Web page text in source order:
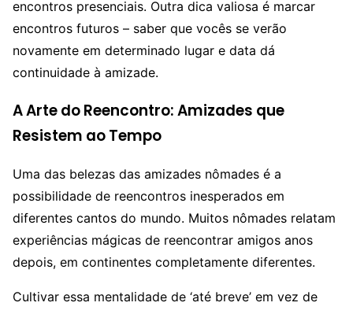
encontros presenciais. Outra dica valiosa é marcar
encontros futuros – saber que vocês se verão
novamente em determinado lugar e data dá
continuidade à amizade.
A Arte do Reencontro: Amizades que
Resistem ao Tempo
Uma das belezas das amizades nômades é a
possibilidade de reencontros inesperados em
diferentes cantos do mundo. Muitos nômades relatam
experiências mágicas de reencontrar amigos anos
depois, em continentes completamente diferentes.
Cultivar essa mentalidade de ‘até breve’ em vez de